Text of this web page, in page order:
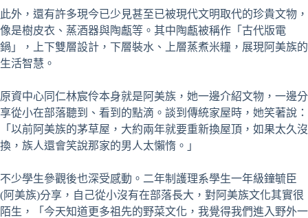
此外，還有許多現今已少見甚至已被現代文明取代的珍貴文物，
像是樹皮衣、蒸酒器與陶甗等。其中陶甗被稱作「古代版電
鍋」，上下雙層設計，下層裝水、上層蒸煮米糧，展現阿美族的
生活智慧。
原資中心同仁林宸伶本身就是阿美族，她一邊介紹文物，一邊分
享從小在部落聽到、看到的點滴。談到傳統家屋時，她笑著說：
「以前阿美族的茅草屋，大約兩年就要重新換屋頂，如果太久沒
換，族人還會笑說那家的男人太懶惰。」
不少學生參觀後也深受感動。二年制護理系學生一年級鐘毓臣
(阿美族)分享，自己從小沒有在部落長大，對阿美族文化其實很
陌生，「今天知道更多祖先的野菜文化，我覺得我們進入野外一